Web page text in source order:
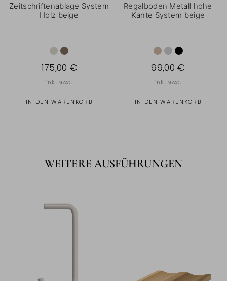
Zeitschriftenablage System
Holz beige
IN DEN WARENKORB
175,00 €
inkl. MwSt.
Regalboden Metall hohe
Kante System beige
IN DEN WARENKORB
99,00 €
inkl. MwSt.
WEITERE AUSFÜHRUNGEN